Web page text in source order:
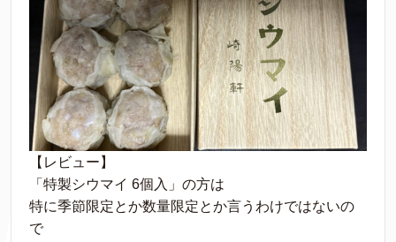
【レビュー】
「特製シウマイ 6個入」の方は
特に季節限定とか数量限定とか言うわけではないの
で